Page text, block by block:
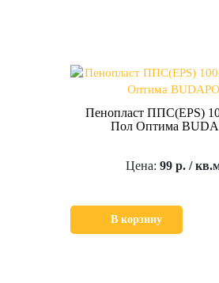
Пенопласт ППС(EPS)
Пол Оптима
Цена: 99 р. /
В корзину